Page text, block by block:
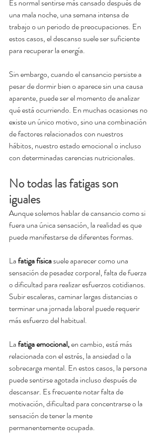
Es normal sentirse más cansado después de
una mala noche, una semana intensa de
trabajo o un periodo de preocupaciones. En
estos casos, el descanso suele ser suficiente
para recuperar la energía.
Sin embargo, cuando el cansancio persiste a
pesar de dormir bien o aparece sin una causa
aparente, puede ser el momento de analizar
qué está ocurriendo. En muchas ocasiones no
existe un único motivo, sino una combinación
de factores relacionados con nuestros
hábitos, nuestro estado emocional o incluso
con determinadas carencias nutricionales.
No todas las fatigas son
iguales
Aunque solemos hablar de cansancio como si
fuera una única sensación, la realidad es que
puede manifestarse de diferentes formas.
La fatiga física suele aparecer como una
sensación de pesadez corporal, falta de fuerza
o dificultad para realizar esfuerzos cotidianos.
Subir escaleras, caminar largas distancias o
terminar una jornada laboral puede requerir
más esfuerzo del habitual.
La fatiga emocional, en cambio, está más
relacionada con el estrés, la ansiedad o la
sobrecarga mental. En estos casos, la persona
puede sentirse agotada incluso después de
descansar. Es frecuente notar falta de
motivación, dificultad para concentrarse o la
sensación de tener la mente
permanentemente ocupada.